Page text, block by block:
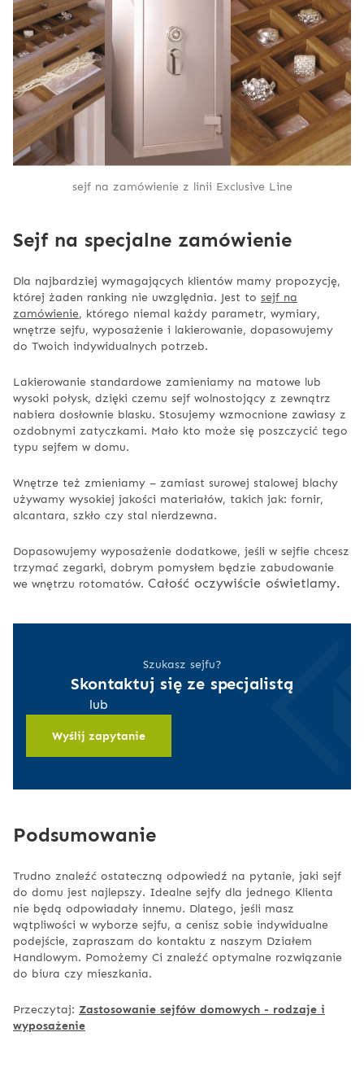
sejf na zamówienie z linii Exclusive Line
Sejf na specjalne zamówienie
Dla najbardziej wymagających klientów mamy propozycję,
której żaden ranking nie uwzględnia. Jest to sejf na
zamówienie, którego niemal każdy parametr, wymiary,
wnętrze sejfu, wyposażenie i lakierowanie, dopasowujemy
do Twoich indywidualnych potrzeb.
Lakierowanie standardowe zamieniamy na matowe lub
wysoki połysk, dzięki czemu sejf wolnostojący z zewnątrz
nabiera dosłownie blasku. Stosujemy wzmocnione zawiasy z
ozdobnymi zatyczkami. Mało kto może się poszczycić tego
typu sejfem w domu.
Wnętrze też zmieniamy – zamiast surowej stalowej blachy
używamy wysokiej jakości materiałów, takich jak: fornir,
alcantara, szkło czy stal nierdzewna.
Dopasowujemy wyposażenie dodatkowe, jeśli w sejfie chcesz
trzymać zegarki, dobrym pomysłem będzie zabudowanie
we wnętrzu rotomatów. Całość oczywiście oświetlamy.
Szukasz sejfu?
Skontaktuj się ze specjalistą
lub
Wyślij zapytanie
Podsumowanie
Trudno znaleźć ostateczną odpowiedź na pytanie, jaki sejf
do domu jest najlepszy. Idealne sejfy dla jednego Klienta
nie będą odpowiadały innemu. Dlatego, jeśli masz
wątpliwości w wyborze sejfu, a cenisz sobie indywidualne
podejście, zapraszam do kontaktu z naszym Działem
Handlowym. Pomożemy Ci znaleźć optymalne rozwiązanie
do biura czy mieszkania.
Przeczytaj: Zastosowanie sejfów domowych - rodzaje i
wyposażenie